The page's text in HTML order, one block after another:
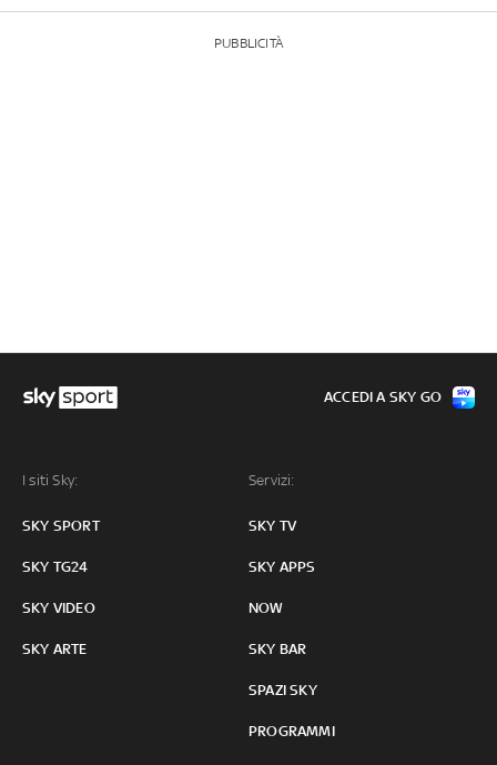
PUBBLICITÀ
I siti Sky:
SKY SPORT
SKY TG24
SKY VIDEO
SKY ARTE
Servizi:
SKY TV
SKY APPS
NOW
SKY BAR
SPAZI SKY
PROGRAMMI
ACCEDI A SKY GO